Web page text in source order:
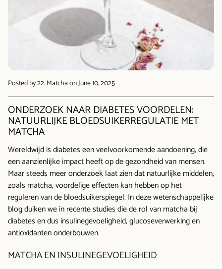
Posted by 22. Matchaon June 10, 2025
ONDERZOEK NAAR DIABETES VOORDELEN:
NATUURLIJKE BLOEDSUIKERREGULATIE MET
MATCHA
Wereldwijd is diabetes een veelvoorkomende aandoening, die
een aanzienlijke impact heeft op de gezondheid van mensen.
Maar steeds meer onderzoek laat zien dat natuurlijke middelen,
zoals matcha, voordelige effecten kan hebben op het
reguleren van de bloedsuikerspiegel. In deze wetenschappelijke
blog duiken we in recente studies die de rol van matcha bij
diabetes en dus insulinegevoeligheid, glucoseverwerking en
antioxidanten onderbouwen.
MATCHA EN INSULINEGEVOELIGHEID